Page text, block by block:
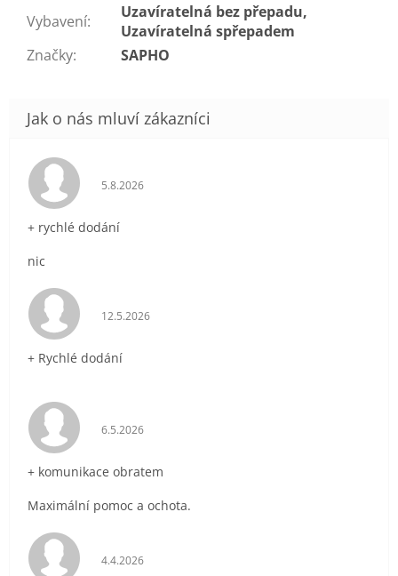
Vybavení:
Uzavíratelná bez přepadu,
Uzavíratelná spřepadem
Značky: SAPHO
Hodnocení obchodu je 5 z 5 hvězdiček.
5.8.2026
+ rychlé dodání
nic
Hodnocení obchodu je 5 z 5 hvězdiček.
12.5.2026
+ Rychlé dodání
Hodnocení obchodu je 5 z 5 hvězdiček.
6.5.2026
+ komunikace obratem
Maximální pomoc a ochota.
Hodnocení obchodu je 5 z 5 hvězdiček.
4.4.2026